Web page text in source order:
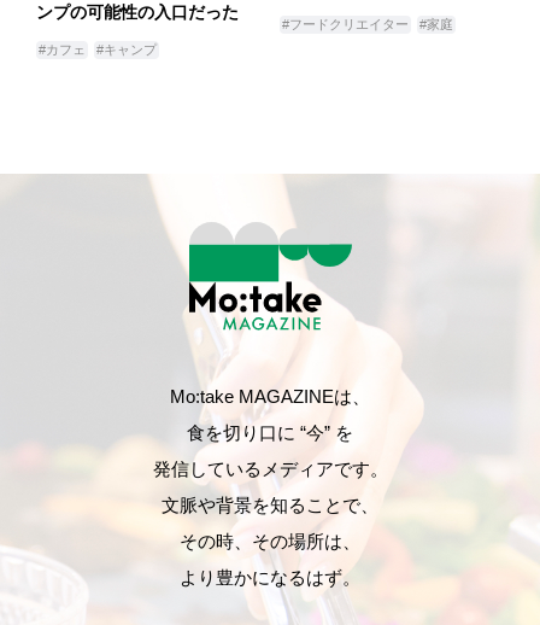
ンプの可能性の入口だった
#カフェ #キャンプ
#フードクリエイター #家庭
Mo:take MAGAZINEは、
食を切り口に “今” を
発信しているメディアです。
文脈や背景を知ることで、
その時、その場所は、
より豊かになるはず。